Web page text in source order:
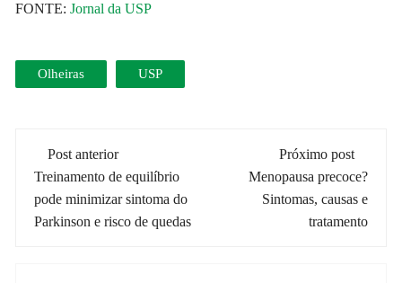
FONTE:Jornal da USP
Olheiras USP
Navegação
de
post
Post anterior
Treinamento de equilíbrio
pode minimizar sintoma do
Parkinson e risco de quedas
Próximo post
Menopausa precoce?
Sintomas, causas e
tratamento